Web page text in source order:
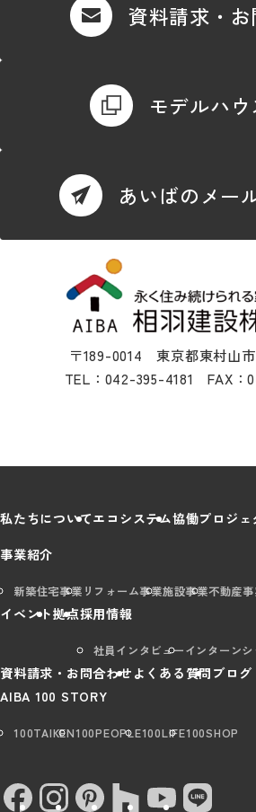
資料請求・
モデルハ
あいばのメー
〒189-0014 東京都東村山
TEL：042-395-4181 FAX：
私たちについてエコシステム協働プロジェ
事業紹介
新築住宅事業 リフォーム事業施設事業不動産
イベント拠点採用情報
社員インタビューインターン
資料請求・お問合わせ よくある質問 ブログ
AIBA 100 STORY
100TAIKEN100PEOPLE100LIFE100SHOP